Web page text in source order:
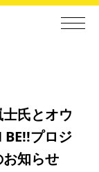
氏とオウ
BE!!プロジ
知らせ